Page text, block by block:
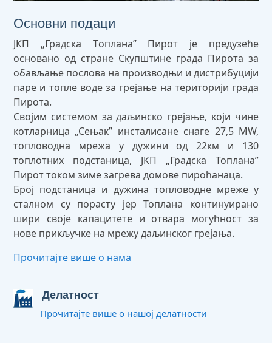
Основни подаци
ЈКП „Градска Tоплана” Пирот је предузеће
основано од стране Скупштине града Пирота за
обављање послова на производњи и дистрибуцији
паре и топле воде за грејање на територији града
Пирота.
Својим системом за даљинско грејање, који чине
котларница „Сењак” инсталисане снаге 27,5 MW,
топловодна мрежа у дужини од 22км и 130
топлотних подстаница, ЈКП „Градска Топлана”
Пирот током зиме загрева домове пироћанаца.
Број подстаница и дужина топловодне мреже у
сталном су порасту јер Топлана континуирано
шири своје капацитете и отвара могућност за
нове прикључке на мрежу даљинског грејања.
Прочитајте више о нама
Делатност
Прочитајте више о нашој делатности